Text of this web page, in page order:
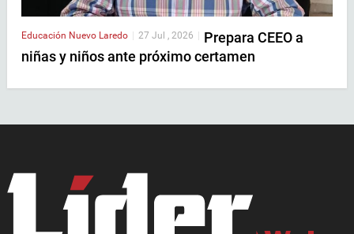
Educación Nuevo Laredo | 27 Jul , 2026 | Prepara CEEO a
niñas y niños ante próximo certamen